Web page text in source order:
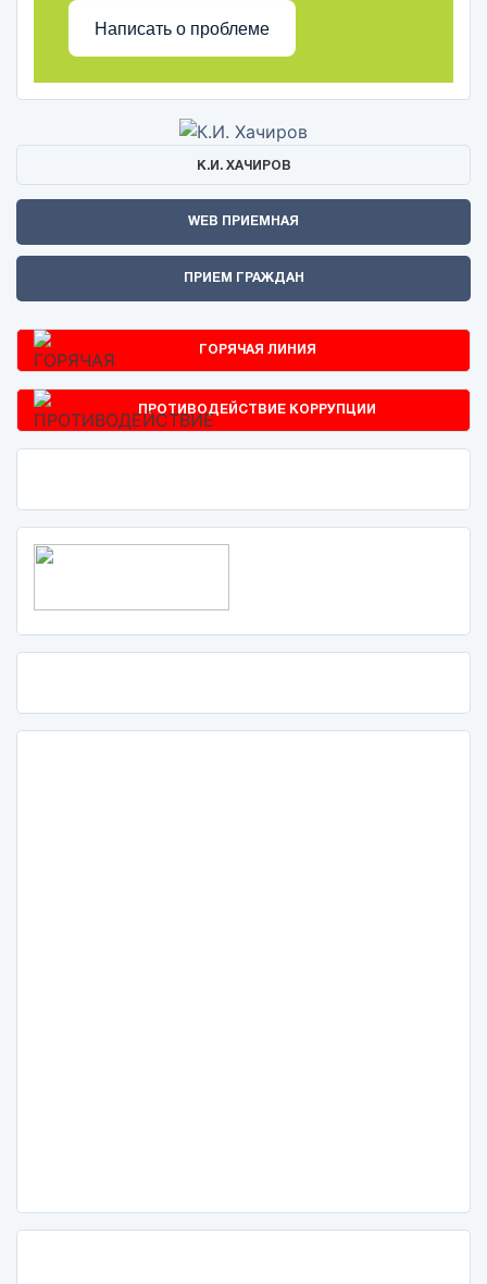
Написать о проблеме
К.И. ХАЧИРОВ
WEB ПРИЕМНАЯ
ПРИЕМ ГРАЖДАН
ГОРЯЧАЯ ЛИНИЯ
ПРОТИВОДЕЙСТВИЕ КОРРУПЦИИ